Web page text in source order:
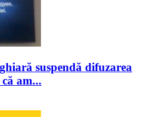
suspendă difuzarea
am...